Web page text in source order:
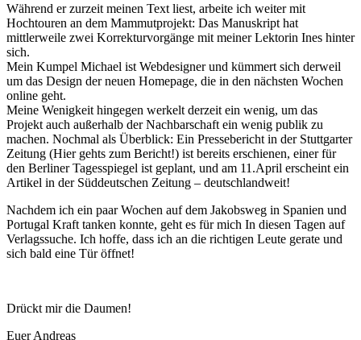
Während er zurzeit meinen Text liest, arbeite ich weiter mit
Hochtouren an dem Mammutprojekt: Das Manuskript hat
mittlerweile zwei Korrekturvorgänge mit meiner Lektorin Ines hinter
sich.
Mein Kumpel Michael ist Webdesigner und kümmert sich derweil
um das Design der neuen Homepage, die in den nächsten Wochen
online geht.
Meine Wenigkeit hingegen werkelt derzeit ein wenig, um das
Projekt auch außerhalb der Nachbarschaft ein wenig publik zu
machen. Nochmal als Überblick: Ein Pressebericht in der Stuttgarter
Zeitung (Hier gehts zum Bericht!) ist bereits erschienen, einer für
den Berliner Tagesspiegel ist geplant, und am 11.April erscheint ein
Artikel in der Süddeutschen Zeitung – deutschlandweit!
Nachdem ich ein paar Wochen auf dem Jakobsweg in Spanien und
Portugal Kraft tanken konnte, geht es für mich In diesen Tagen auf
Verlagssuche. Ich hoffe, dass ich an die richtigen Leute gerate und
sich bald eine Tür öffnet!
Drückt mir die Daumen!
Euer Andreas